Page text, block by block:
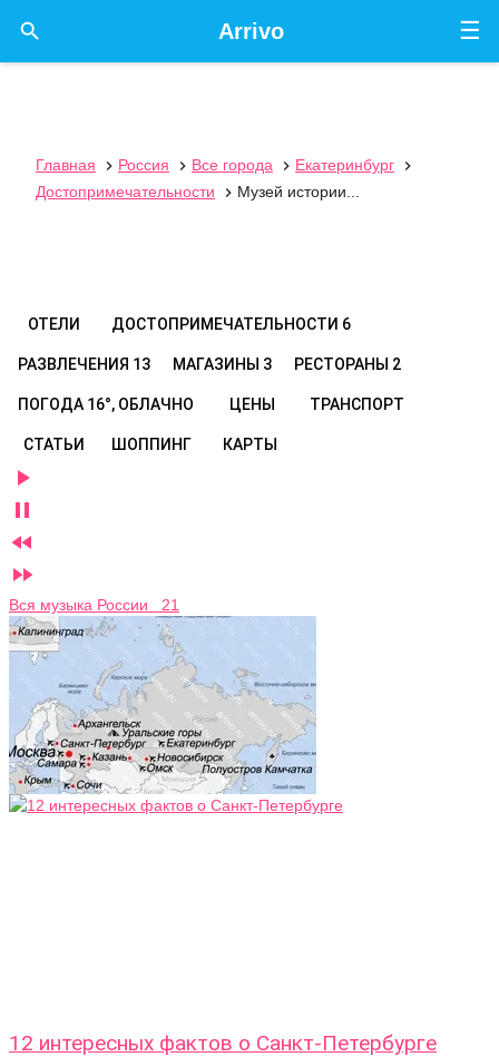
☰
Arrivo

Главная  Россия  Все города  Екатеринбург

Достопримечательности
 Музей истории...
ОТЕЛИ ДОСТОПРИМЕЧАТЕЛЬНОСТИ 6
РАЗВЛЕЧЕНИЯ 13 МАГАЗИНЫ 3 РЕСТОРАНЫ 2
ПОГОДА 16°, ОБЛАЧНО ЦЕНЫ ТРАНСПОРТ
СТАТЬИ ШОППИНГ КАРТЫ




Вся музыка России 21
12 интересных фактов о Санкт-Петербурге